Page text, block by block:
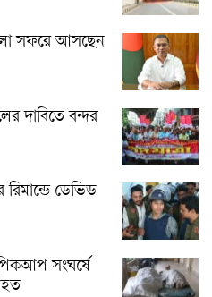
সফরে আসছেন
দাবিতে বন্দর
রিমান্ডে ডেভিড
সংঘর্ষে